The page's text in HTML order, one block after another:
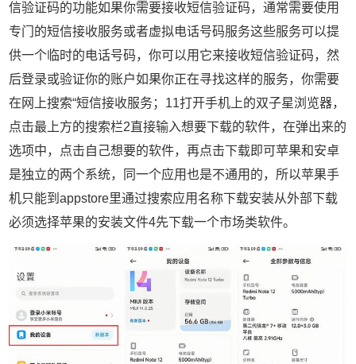
信验证码的功能如果你需要接收短信验证码，通常需要使用
专门的短信接收服务或者虚拟电话号码服务这些服务可以提
供一个临时的电话号码，你可以用它来接收短信验证码，然
后登录或验证你的账户如果你正在寻找这样的服务，你需要
在网上搜索“短信接收服务；11打开手机上的双子星浏览器，
点击最上方的搜索栏2直接输入想要下载的软件，在弹出来的
选项中，点击自己想要的软件，再点击下载即可苹果和安卓
是独立的两个系统，同一个应用也是不通用的，所以苹果手
机只能到appstore里通过搜索应用名称下载安装从外部下载
必须选择苹果的安装文件4先下载一个市场类软件。